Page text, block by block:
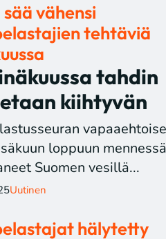
vähensi
tehtäviä
tahdin
kiihtyvän
loppuun
Suomen vesillä...
Uutinen
hälytetty